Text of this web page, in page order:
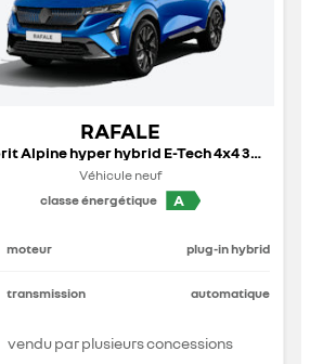
RAFALE
esprit Alpine hyper hybrid E-Tech 4x4 300 ch - 26
Véhicule neuf
classe énergétique
A
moteur plug-in hybrid
transmission automatique
vendu par plusieurs concessions